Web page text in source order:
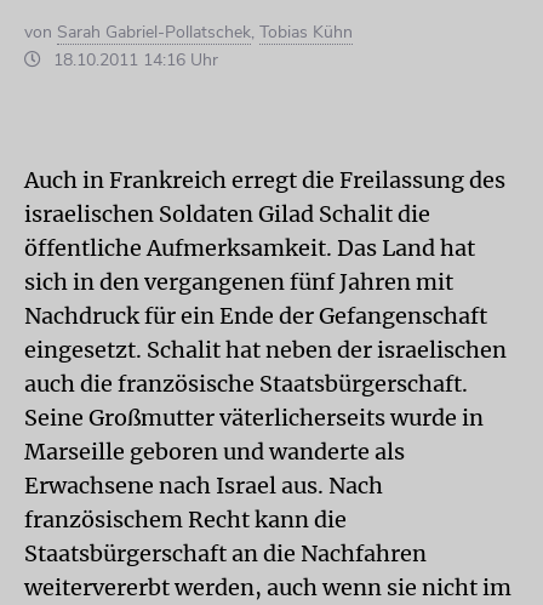
von Sarah Gabriel-Pollatschek, Tobias Kühn
18.10.2011 14:16 Uhr
Auch in Frankreich erregt die Freilassung des
israelischen Soldaten Gilad Schalit die
öffentliche Aufmerksamkeit. Das Land hat
sich in den vergangenen fünf Jahren mit
Nachdruck für ein Ende der Gefangenschaft
eingesetzt. Schalit hat neben der israelischen
auch die französische Staatsbürgerschaft.
Seine Großmutter väterlicherseits wurde in
Marseille geboren und wanderte als
Erwachsene nach Israel aus. Nach
französischem Recht kann die
Staatsbürgerschaft an die Nachfahren
weitervererbt werden, auch wenn sie nicht im